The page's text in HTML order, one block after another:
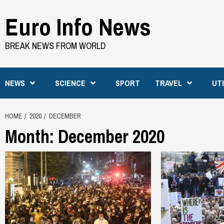
to
content
Euro Info News
BREAK NEWS FROM WORLD
NEWS SCIENCE SPORT TRAVEL
HOME 2020 DECEMBER
Month: December 2020